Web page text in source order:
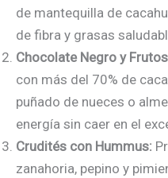
de mantequilla de
de fibra y grasas
Chocolate Negro y
con más del 70% de
puñado de nueces o
energía sin caer en el
Crudités con Hummus:
zanahoria, pepino y